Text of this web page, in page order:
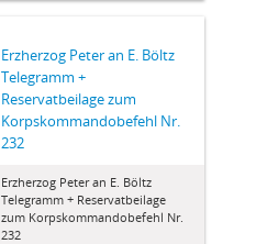
Erzherzog Peter an E. Böltz
Telegramm +
Reservatbeilage zum
Korpskommandobefehl Nr.
232
Erzherzog Peter an E. Böltz
Telegramm + Reservatbeilage
zum Korpskommandobefehl Nr.
232